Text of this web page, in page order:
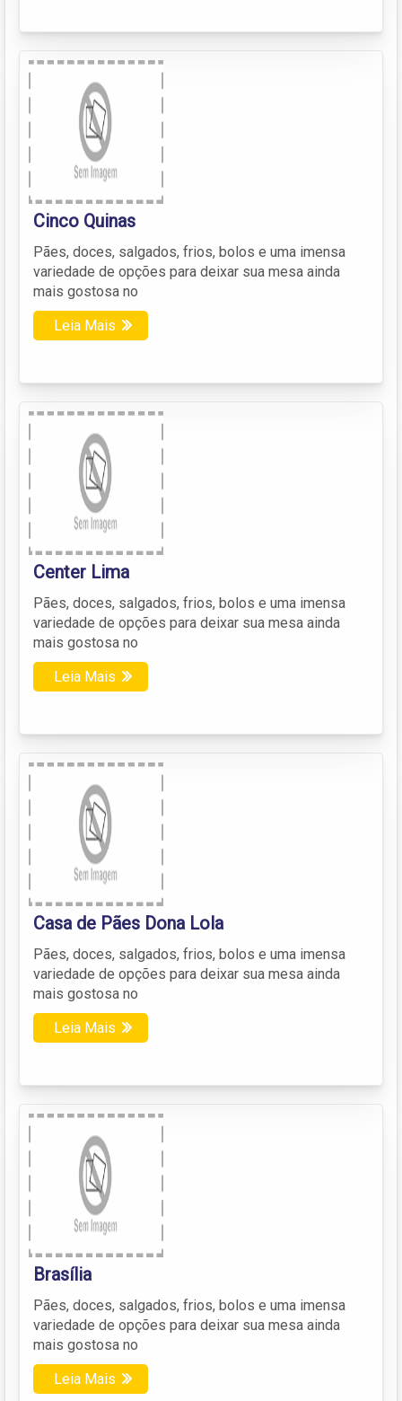
Cinco Quinas
Pães, doces, salgados, frios, bolos e uma imensa
variedade de opções para deixar sua mesa ainda
mais gostosa no
Leia Mais
Center Lima
Pães, doces, salgados, frios, bolos e uma imensa
variedade de opções para deixar sua mesa ainda
mais gostosa no
Leia Mais
Casa de Pães Dona Lola
Pães, doces, salgados, frios, bolos e uma imensa
variedade de opções para deixar sua mesa ainda
mais gostosa no
Leia Mais
Brasília
Pães, doces, salgados, frios, bolos e uma imensa
variedade de opções para deixar sua mesa ainda
mais gostosa no
Leia Mais